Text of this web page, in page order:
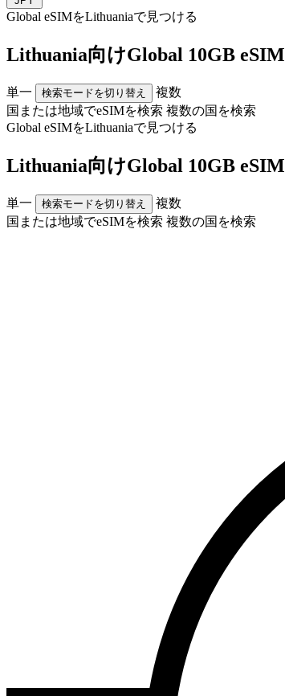
Global eSIMをLithuaniaで見つける
Lithuania向けGlobal 10GB eSIM
単一 検索モードを切り替え
複数
国または地域でeSIMを検索 複数の国を検索
Global eSIMをLithuaniaで見つける
Lithuania向けGlobal 10GB eSIM
単一 検索モードを切り替え
複数
国または地域でeSIMを検索 複数の国を検索